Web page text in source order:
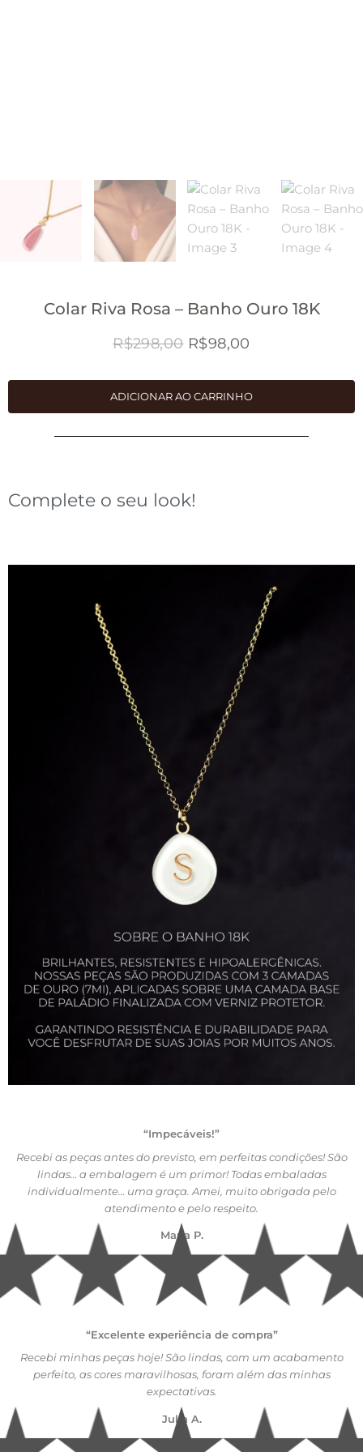
Colar Riva Rosa – Banho Ouro 18K
R$298,00 O
original
era:
R$298,00.
R$98,00
atual
é:
R$98,00.
ADICIONAR AO CARRINHO
Complete o seu look!
“Impecáveis!”
Recebi as peças antes do previsto, em perfeitas condições! São
lindas… a embalagem é um primor! Todas embaladas
individualmente… uma graça. Amei, muito obrigada pelo
atendimento e pelo respeito.
Maria P.
“Excelente experiência de compra”
Recebi minhas peças hoje! São lindas, com um acabamento
perfeito, as cores maravilhosas, foram além das minhas
expectativas.
Julia A.